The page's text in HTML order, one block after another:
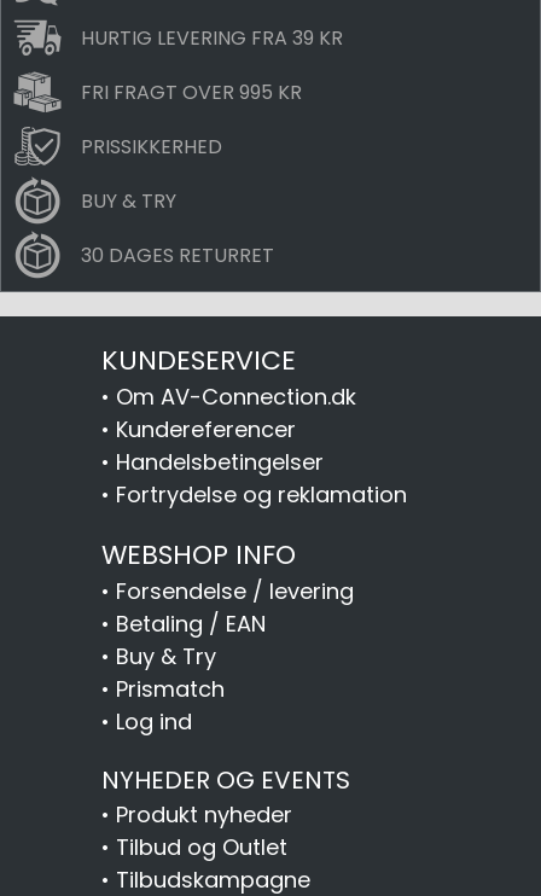
HURTIG LEVERING FRA 39 KR
FRI FRAGT OVER 995 KR
PRISSIKKERHED
BUY & TRY
30 DAGES RETURRET
KUNDESERVICE
• Om AV-Connection.dk
• Kundereferencer
• Handelsbetingelser
• Fortrydelse og reklamation
WEBSHOP INFO
• Forsendelse / levering
• Betaling / EAN
• Buy & Try
• Prismatch
• Log ind
NYHEDER OG EVENTS
• Produkt nyheder
• Tilbud og Outlet
• Tilbudskampagne